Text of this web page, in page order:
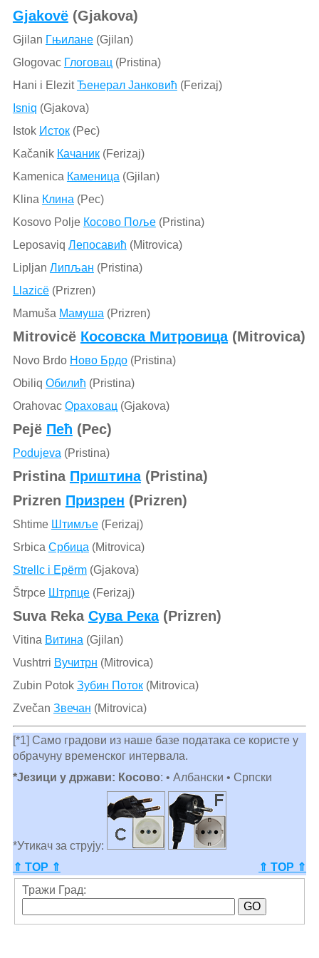
Gjakovë(Gjakova)
Gjilan Гњилане(Gjilan)
Glogovac Глоговац (Pristina)
Hani i ElezitЂенерал Јанковић (Ferizaj)
Isniq (Gjakova)
Istok Исток(Pec)
Kačanik Качаник(Ferizaj)
Kamenica Каменица (Gjilan)
Klina Клина (Pec)
Kosovo Polje Косово Поље(Pristina)
Leposaviq Лепосавић (Mitrovica)
Lipljan Липљан (Pristina)
Llazicë(Prizren)
Mamuša Мамуша (Prizren)
Mitrovicë Косовска Митровица(Mitrovica)
Novo Brdo Ново Брдо(Pristina)
Obiliq Обилић (Pristina)
Orahovac Ораховац (Gjakova)
Pejë Пећ (Pec)
Podujeva (Pristina)
Pristina Приштина(Pristina)
Prizren Призрен (Prizren)
Shtime Штимље(Ferizaj)
Srbica Србица (Mitrovica)
Strellc i Epërm(Gjakova)
Štrpce Штрпце(Ferizaj)
Suva Reka Сува Река(Prizren)
Vitina Витина (Gjilan)
Vushtrri Вучитрн (Mitrovica)
Zubin Potok Зубин Поток(Mitrovica)
Zvečan Звечан (Mitrovica)
[*1] Само градови из наше базе података се користе у
обрачуну временског интервала.
*Језици у држави: Косово: • Албански • Српски
*Утикач за струју:
⇑ TOP ⇑
⇑ TOP ⇑
Тражи Град: